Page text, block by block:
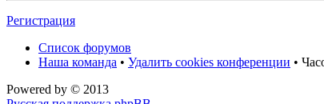
Регистрация
Список форумов
Наша команда • Удалить cookies конференции •
Powered by © 2013